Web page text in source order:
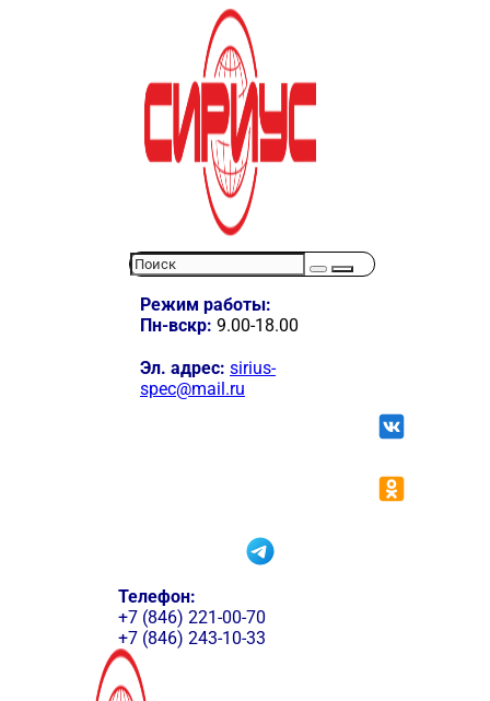
Режим работы:
Пн-вскр: 9.00-18.00
Эл. адрес: sirius-
spec@mail.ru
Телефон:
+7 (846) 221-00-70
+7 (846) 243-10-33